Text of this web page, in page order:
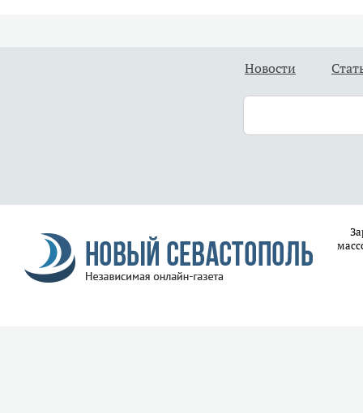
Новости